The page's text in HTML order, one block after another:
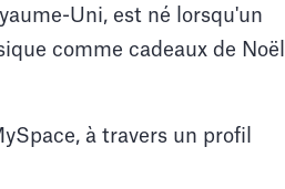
Uni, est né lorsqu'un
comme cadeaux de Noël
à travers un profil